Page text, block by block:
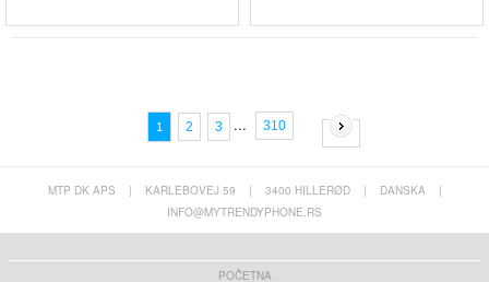
1 2 3 ... 310
MTP DK APS | KARLEBOVEJ 59 | 3400 HILLERØD | DANSKA
|
INFO@MYTRENDYPHONE.RS
POČETNA